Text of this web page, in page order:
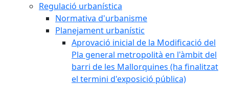
Regulació urbanística
Normativa d'urbanisme
Planejament urbanístic
Aprovació inicial de la Modificació del
Pla general metropolità en l'àmbit del
barri de les Mallorquines (ha finalitzat
el termini d'exposició pública)